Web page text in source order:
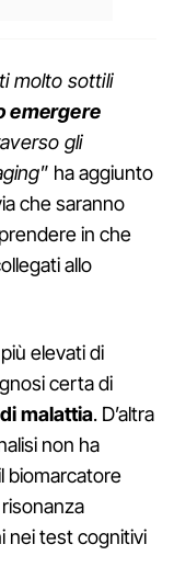
molto sottili
emergere
gli
” ha aggiunto
che saranno
in che
allo
elevati di
certa di
malattia. D’altra
non ha
biomarcatore
nei test cognitivi